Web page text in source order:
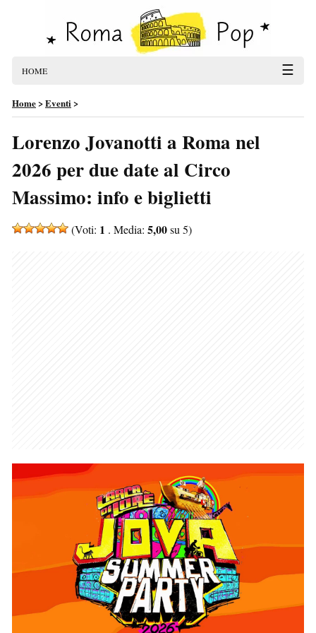
HOME ☰
Home>Eventi>
Lorenzo Jovanotti a Roma nel
2026 per due date al Circo
Massimo: info e biglietti
(Voti: 1 . Media: 5,00su 5)